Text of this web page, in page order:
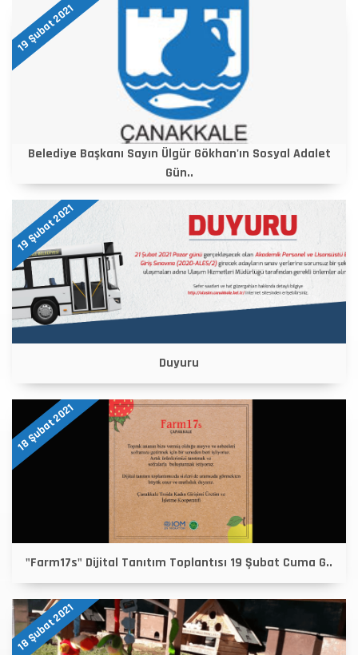
19 Şubat 2021
Belediye Başkanı Sayın Ülgür Gökhan'ın Sosyal Adalet
Gün..
19 Şubat 2021
Duyuru
18 Şubat 2021
"Farm17s" Dijital Tanıtım Toplantısı 19 Şubat Cuma G..
18 Şubat 2021